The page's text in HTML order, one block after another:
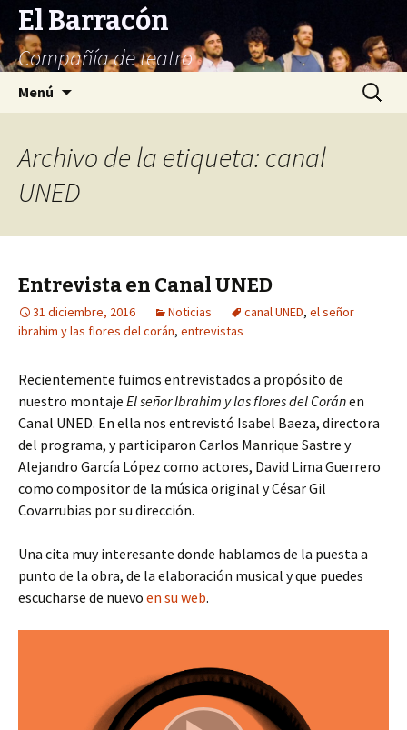
El Barracón
Compañía de teatro
Menú Buscar:
Archivo de la etiqueta: canal
UNED
Entrevista en Canal UNED
31 diciembre, 2016 Noticias canal UNED, el señor
ibrahim y las flores del corán, entrevistas
Recientemente fuimos entrevistados a propósito de
nuestro montaje El señor Ibrahim y las flores del Coránen
Canal UNED. En ella nos entrevistó Isabel Baeza, directora
del programa, y participaron Carlos Manrique Sastre y
Alejandro García López como actores, David Lima Guerrero
como compositor de la música original y César Gil
Covarrubias por su dirección.
Una cita muy interesante donde hablamos de la puesta a
punto de la obra, de la elaboración musical y que puedes
escucharse de nuevo en su web.